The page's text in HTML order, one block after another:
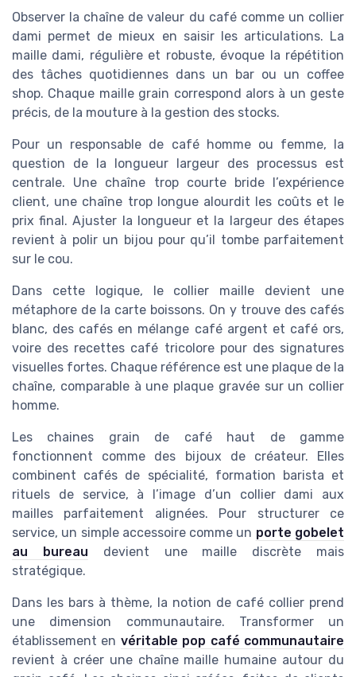
Observer la chaîne de valeur du café comme un collier
dami permet de mieux en saisir les articulations. La
maille dami, régulière et robuste, évoque la répétition
des tâches quotidiennes dans un bar ou un coffee
shop. Chaque maille grain correspond alors à un geste
précis, de la mouture à la gestion des stocks.
Pour un responsable de café homme ou femme, la
question de la longueur largeur des processus est
centrale. Une chaîne trop courte bride l’expérience
client, une chaîne trop longue alourdit les coûts et le
prix final. Ajuster la longueur et la largeur des étapes
revient à polir un bijou pour qu’il tombe parfaitement
sur le cou.
Dans cette logique, le collier maille devient une
métaphore de la carte boissons. On y trouve des cafés
blanc, des cafés en mélange café argent et café ors,
voire des recettes café tricolore pour des signatures
visuelles fortes. Chaque référence est une plaque de la
chaîne, comparable à une plaque gravée sur un collier
homme.
Les chaines grain de café haut de gamme
fonctionnent comme des bijoux de créateur. Elles
combinent cafés de spécialité, formation barista et
rituels de service, à l’image d’un collier dami aux
mailles parfaitement alignées. Pour structurer ce
service, un simple accessoire comme un porte gobelet
au bureau devient une maille discrète mais
stratégique.
Dans les bars à thème, la notion de café collier prend
une dimension communautaire. Transformer un
établissement en véritable pop café communautaire
revient à créer une chaîne maille humaine autour du